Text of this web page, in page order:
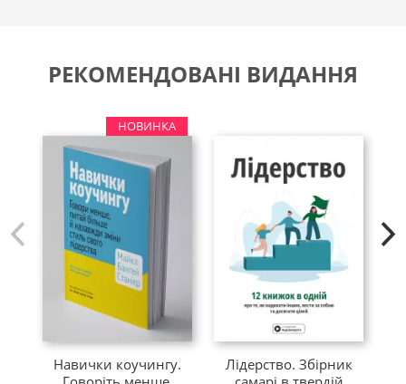
РЕКОМЕНДОВАНІ ВИДАННЯ
НОВИНКА
Навички коучингу.
Лідерство. Збірник